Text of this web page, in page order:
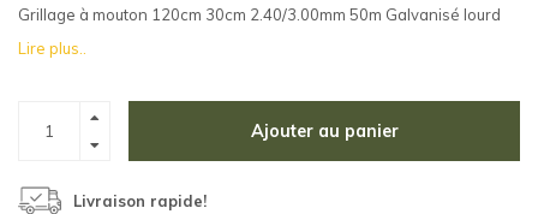
Grillage à mouton 120cm 30cm 2.40/3.00mm 50m Galvanisé lourd
Lire plus..
Ajouter au panier
Livraison rapide!